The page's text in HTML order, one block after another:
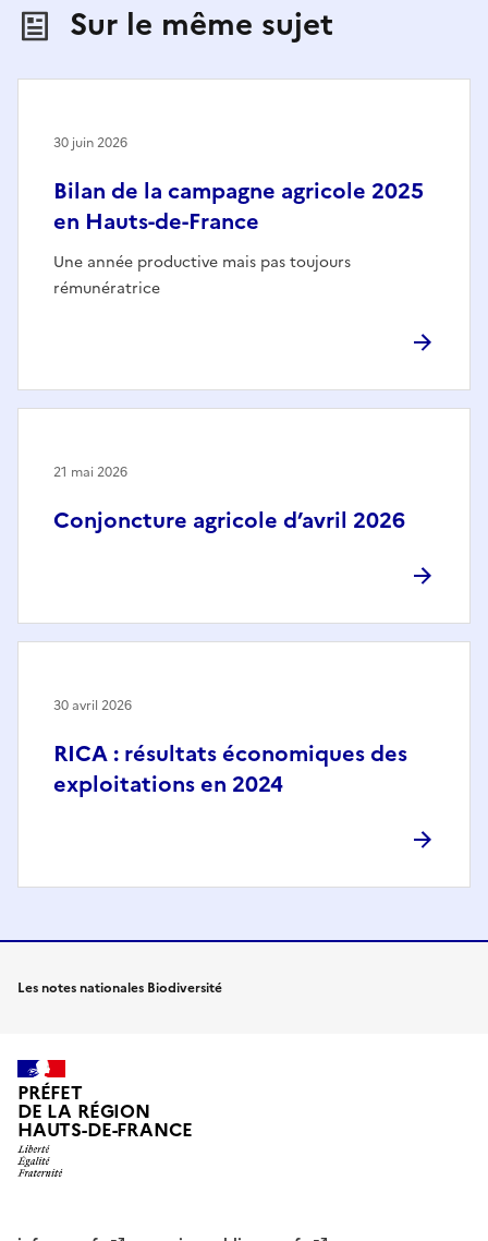
Sur le même sujet
Bilan de la campagne agricole 2025
en Hauts-de-France
Une année productive mais pas toujours
rémunératrice
30 juin 2026
Conjoncture agricole d’avril 2026
21 mai 2026
RICA : résultats économiques des
exploitations en 2024
30 avril 2026
Les notes nationales Biodiversité
PRÉFET
DE LA RÉGION
HAUTS-DE-FRANCE